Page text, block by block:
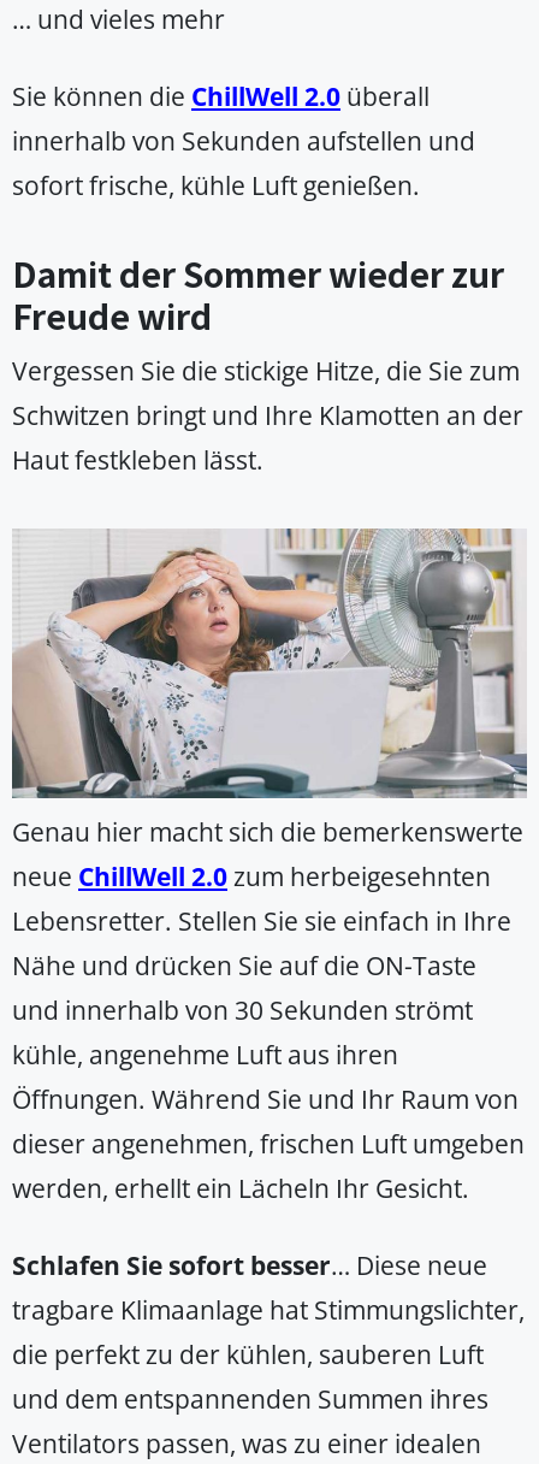
… und vieles mehr
Sie können die ChillWell 2.0 überall
innerhalb von Sekunden aufstellen und
sofort frische, kühle Luft genießen.
Damit der Sommer wieder zur
Freude wird
Vergessen Sie die stickige Hitze, die Sie zum
Schwitzen bringt und Ihre Klamotten an der
Haut festkleben lässt.
Genau hier macht sich die bemerkenswerte
neue ChillWell 2.0zum herbeigesehnten
Lebensretter. Stellen Sie sie einfach in Ihre
Nähe und drücken Sie auf die ON-Taste
und innerhalb von 30 Sekunden strömt
kühle, angenehme Luft aus ihren
Öffnungen. Während Sie und Ihr Raum von
dieser angenehmen, frischen Luft umgeben
werden, erhellt ein Lächeln Ihr Gesicht.
Schlafen Sie sofort besser… Diese neue
tragbare Klimaanlage hat Stimmungslichter,
die perfekt zu der kühlen, sauberen Luft
und dem entspannenden Summen ihres
Ventilators passen, was zu einer idealen